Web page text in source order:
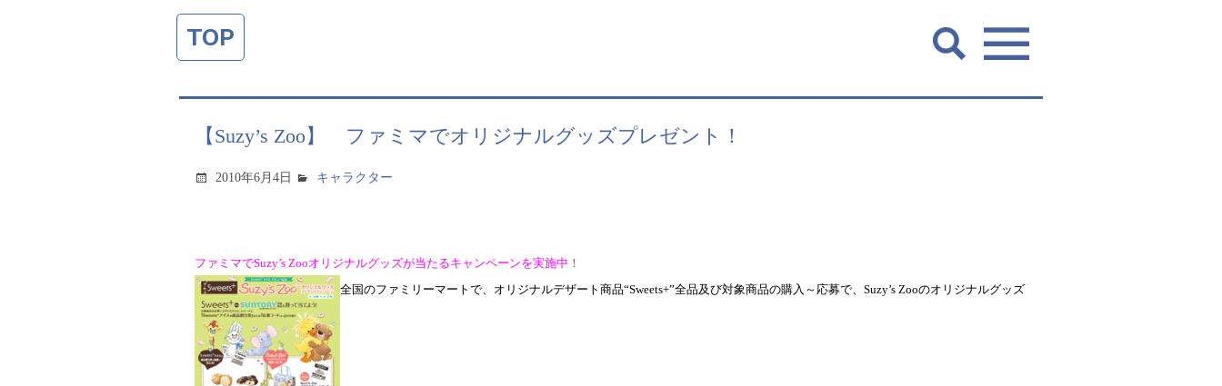
TOP
【Suzy’s Zoo】 ファミマでオリジナルグッズプレゼント！
2010年6月4日 キャラクター
ファミマでSuzy’s Zooオリジナルグッズが当たるキャンペーンを実施中！
全国のファミリーマートで、オリジナルデザート商品“Sweets+”全品及び対象商品の購入～応募で、 Suzy’s Zooのオリジナルグッズ